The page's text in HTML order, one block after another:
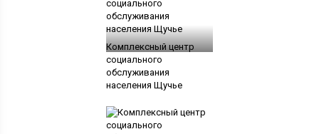
Комплексный центр
социального
обслуживания
населения Щучье